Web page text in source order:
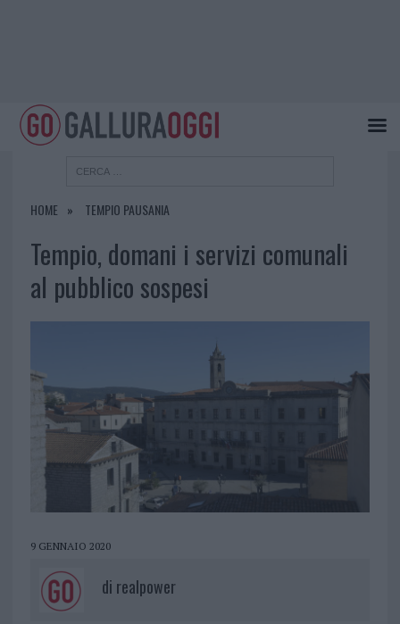
HOME TEMPIO PAUSANIA
Tempio, domani i servizi comunali
al pubblico sospesi
9 GENNAIO 2020
di realpower